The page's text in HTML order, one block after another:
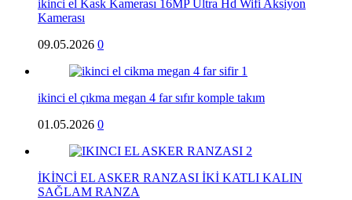
ikinci el Kask Kamerası 16MP Ultra Hd Wifi Aksiyon
Kamerası
09.05.2026 0
ikinci el çıkma megan 4 far sıfır komple takım
01.05.2026 0
İKİNCİ EL ASKER RANZASI İKİ KATLI KALIN
SAĞLAM RANZA